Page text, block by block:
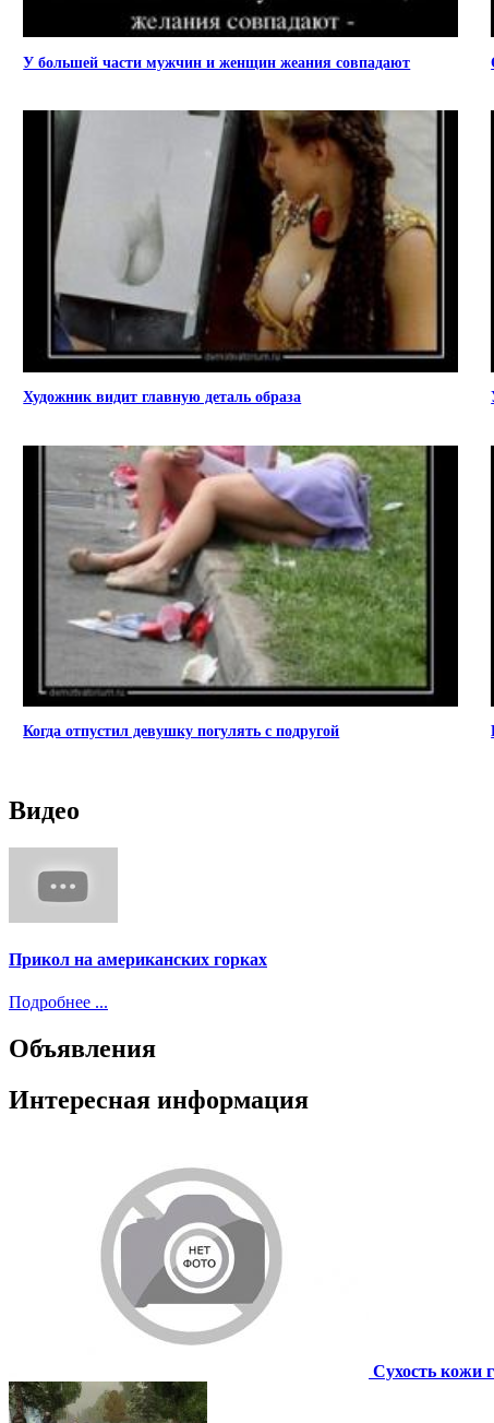
У большей части мужчин и женщин жеания совпадают
Художник видит главную деталь образа
Когда отпустил девушку погулять с подругой
Видео
Прикол на американских горках
Подробнее ...
Объявления
Интересная информация
Сухость кожи